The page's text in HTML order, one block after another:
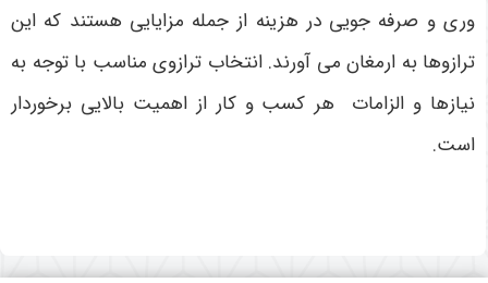
وری و صرفه جویی در هزینه از جمله مزایایی هستند که این
ترازوها به ارمغان می آورند. انتخاب ترازوی مناسب با توجه به
نیازها و الزامات هر کسب و کار از اهمیت بالایی برخوردار
است.